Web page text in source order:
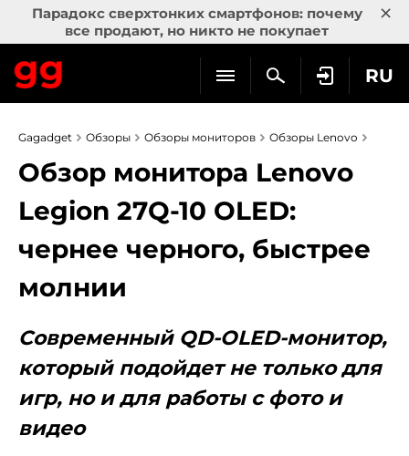
Парадокс сверхтонких смартфонов: почему
все продают, но никто не покупает
×
RU
Gagadget Обзоры Обзоры мониторов Обзоры Lenovo
Обзор монитора Lenovo
Legion 27Q-10 OLED:
чернее черного, быстрее
молнии
Современный QD-OLED-монитор,
который подойдет не только для
игр, но и для работы с фото и
видео